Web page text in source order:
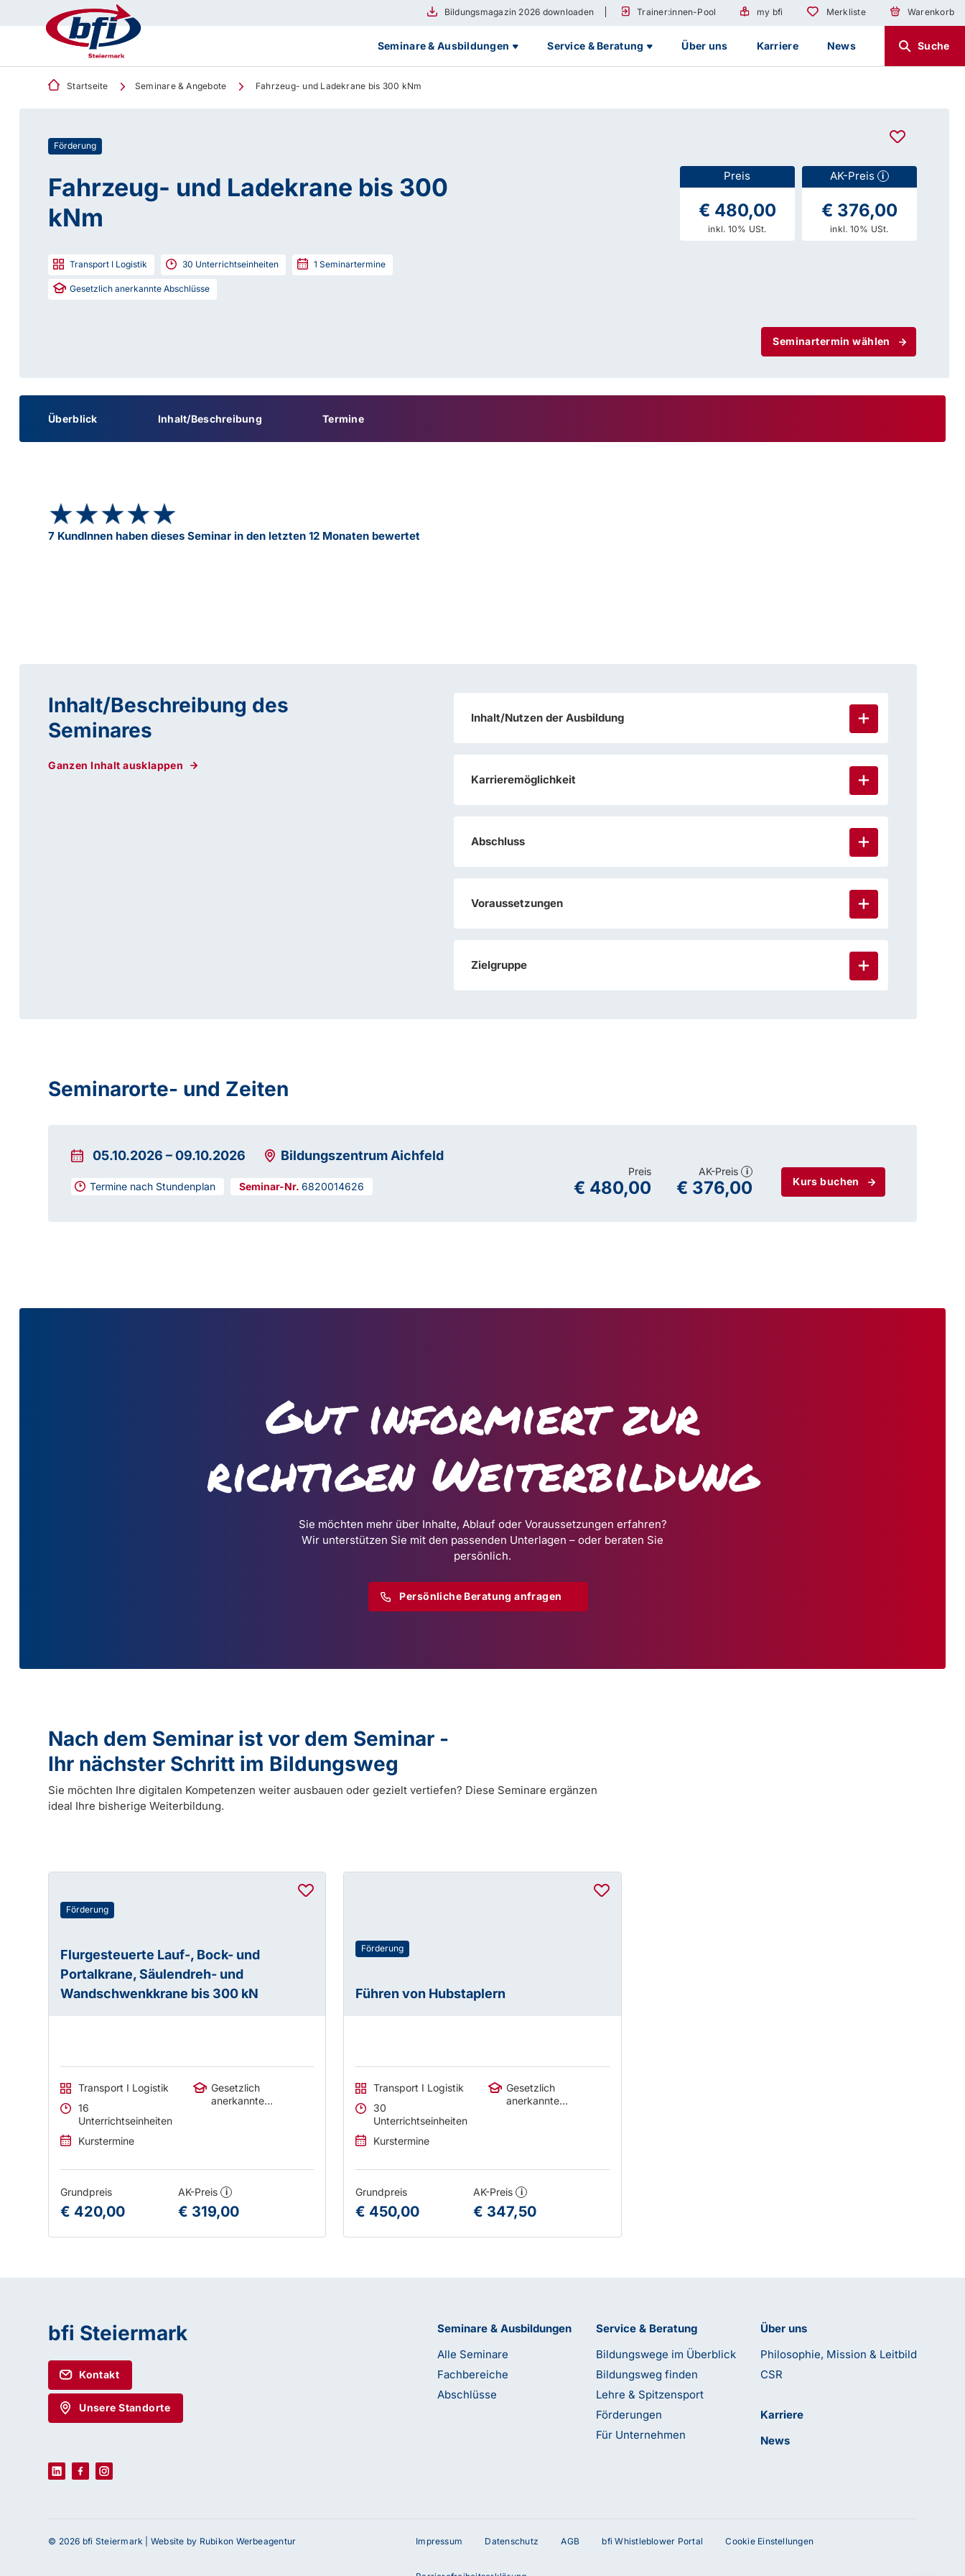
Bildungsmagazin 2026 downloaden Trainer:innen-Pool my bfi Merkliste Warenkorb
Seminare & Ausbildungen Service & Beratung Über uns Karriere News Suche
Startseite Seminare & Angebote Fahrzeug- und Ladekrane bis 300 kNm
Förderung
Fahrzeug- und Ladekrane bis 300
kNm
Transport I Logistik 30 Unterrichtseinheiten 1 Seminartermine
Gesetzlich anerkannte Abschlüsse
AK-Preis i
€ 376,00
inkl. 10% USt.
Preis
€ 480,00
inkl. 10% USt.
Seminartermin wählen
Überblick Inhalt/Beschreibung Termine
★★★★★
★★★★★
7 KundInnen haben dieses Seminar in den letzten 12 Monaten bewertet
Inhalt/Beschreibung des
Seminares
Ganzen Inhalt ausklappen
Inhalt/Nutzen der Ausbildung
Karrieremöglichkeit
Abschluss
Voraussetzungen
Zielgruppe
Seminarorte- und Zeiten
05.10.2026 –09.10.2026 Bildungszentrum Aichfeld
Termine nach Stundenplan 6820014626 Kurs buchen
AK-Preis i
€ 376,00
Preis
€ 480,00
Gut informiert zur
richtigen Weiterbildung
Sie möchten mehr über Inhalte, Ablauf oder Voraussetzungen erfahren?
Wir unterstützen Sie mit den passenden Unterlagen – oder beraten Sie
persönlich.
Persönliche Beratung anfragen
Nach dem Seminar ist vor dem Seminar -
Ihr nächster Schritt im Bildungsweg
Sie möchten Ihre digitalen Kompetenzen weiter ausbauen oder gezielt vertiefen? Diese Seminare ergänzen
ideal Ihre bisherige Weiterbildung.
Förderung
Flurgesteuerte Lauf-, Bock- und
Portalkrane, Säulendreh- und
Wandschwenkkrane bis 300 kN
Transport I Logistik
16
Unterrichtseinheiten
Kurstermine
Gesetzlich
anerkannte
Grundpreis
€ 420,00
AK-Preis i
€ 319,00
Förderung
Führen von Hubstaplern
Transport I Logistik
30
Unterrichtseinheiten
Kurstermine
Gesetzlich
anerkannte
Grundpreis
€ 450,00
AK-Preis i
€ 347,50
bfi Steiermark
Kontakt
Unsere Standorte
Über uns
Philosophie, Mission & Leitbild
CSR
Karriere
News
Service & Beratung
Bildungswege im Überblick
Bildungsweg finden
Lehre & Spitzensport
Förderungen
Für Unternehmen
Seminare & Ausbildungen
Alle Seminare
Fachbereiche
Abschlüsse
© 2026 bfi Steiermark | Website by Rubikon Werbeagentur Impressum Datenschutz AGB bfi Whistleblower Portal Cookie Einstellungen